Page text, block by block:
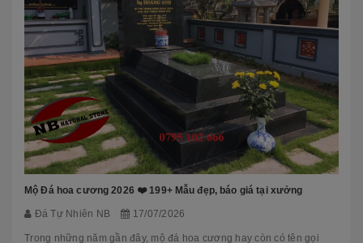
Mộ Đá hoa cương 2026 ❤️ 199+ Mẫu đẹp, báo giá tại xưởng
Đá Tự Nhiên NB 17/07/2026
Trong những năm gần đây, mộ đá hoa cương hay còn có tên gọi